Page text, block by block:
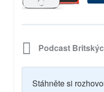
Podcast
Stáhněte si